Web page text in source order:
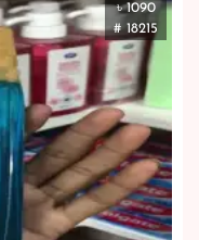
৳ 1090
# 18215